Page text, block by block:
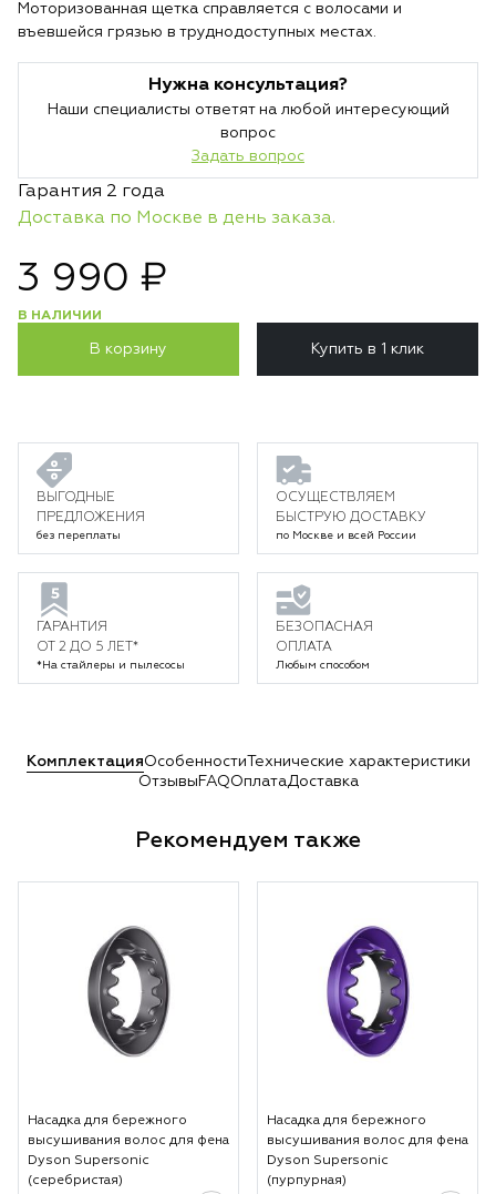
Моторизованная щетка справляется с волосами и
въевшейся грязью в труднодоступных местах.
Нужна консультация?
Наши специалисты ответят на любой интересующий
вопрос
Задать вопрос
Гарантия 2 года
Доставка по Москве в день заказа.
3 990 ₽
В НАЛИЧИИ
В корзину Купить в 1 клик
ВЫГОДНЫЕ
ПРЕДЛОЖЕНИЯ
без переплаты
ОСУЩЕСТВЛЯЕМ
БЫСТРУЮ ДОСТАВКУ
по Москве и всей России
ГАРАНТИЯ
ОТ 2 ДО 5 ЛЕТ*
*На стайлеры и пылесосы
БЕЗОПАСНАЯ
ОПЛАТА
Любым способом
КомплектацияОсобенности Технические характеристики
Отзывы FAQОплатаДоставка
Рекомендуем также
Насадка для бережного
высушивания волос для фена
Dyson Supersonic
(серебристая)
Насадка для бережного
высушивания волос для фена
Dyson Supersonic
(пурпурная)